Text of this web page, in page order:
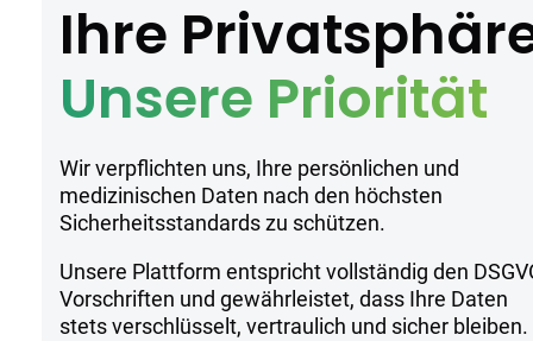
Ihre
Unsere Priorität
Wir verpflichten uns, Ihre persönlichen und
medizinischen Daten nach den höchsten
Sicherheitsstandards zu schützen.
Unsere Plattform entspricht vollständig den
Vorschriften und gewährleistet, dass Ihre Daten
stets verschlüsselt, vertraulich und sicher bleiben.